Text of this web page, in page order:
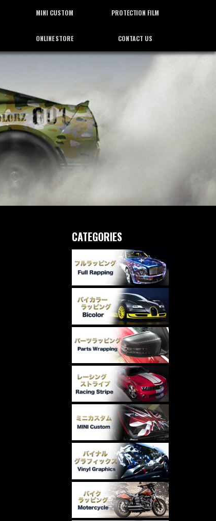
MINI CUSTOM
ミニカスタム
PROTECTION FILM
プロテクション フィルム
ONLINE STORE CONTACT US
CATEGORIES